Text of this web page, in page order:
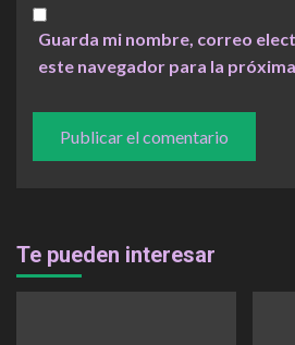
Guarda mi nombre, correo
este navegador para la
Te pueden interesar